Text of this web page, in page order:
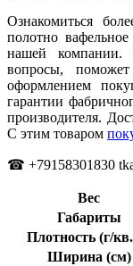
Ознакомиться
полотно
нашей компании.
вопросы,
оформлением
гарантии
производителя.
С этим товаром
☎ +79158301830
Вес
Габариты
Плотность (г/
Ширина (см)